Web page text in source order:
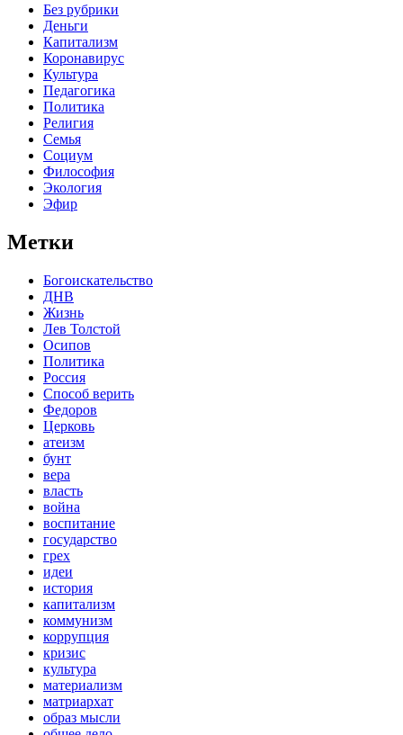
Без рубрики
Деньги
Капитализм
Коронавирус
Культура
Педагогика
Политика
Религия
Семья
Социум
Философия
Экология
Эфир
Метки
Богоискательство
ДНВ
Жизнь
Лев Толстой
Осипов
Политика
Россия
Способ верить
Федоров
Церковь
атеизм
бунт
вера
власть
война
воспитание
государство
грех
идеи
история
капитализм
коммунизм
коррупция
кризис
культура
материализм
матриархат
образ мысли